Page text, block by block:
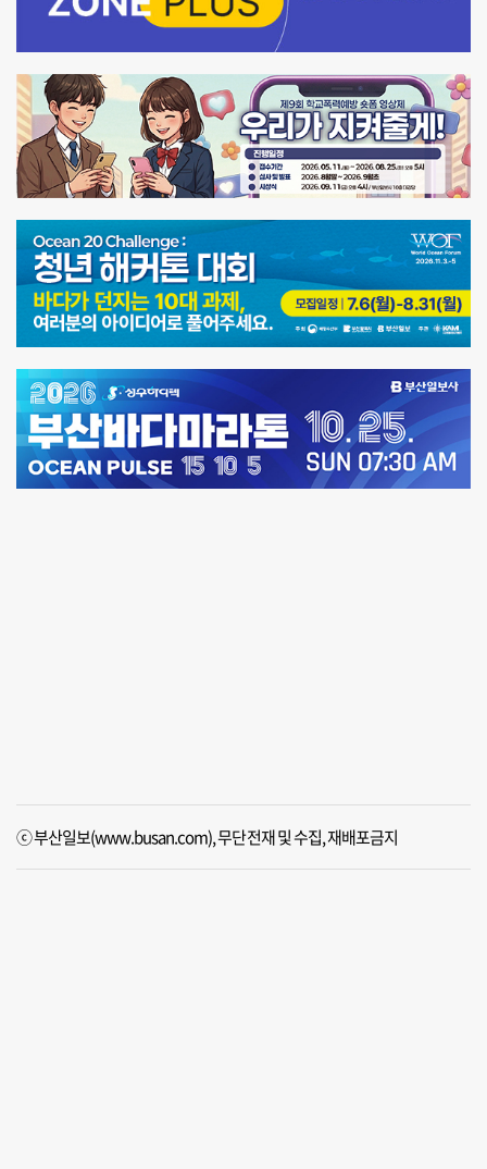
ⓒ 부산일보(www.busan.com), 무단전재 및 수집, 재배포금지